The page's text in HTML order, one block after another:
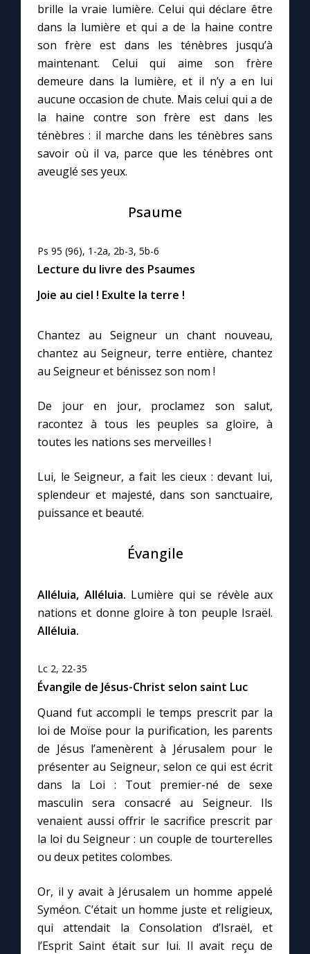
Une neuvaine
À la une
1000 Raisons de Croire
Chapelet pour le monde
Contact
Marie de Nazareth
brille la vraie lumière. Celui qui déclare être
dans la lumière et qui a de la haine contre
son frère est dans les ténèbres jusqu’à
maintenant. Celui qui aime son frère
demeure dans la lumière, et il n’y a en lui
aucune occasion de chute. Mais celui qui a de
la haine contre son frère est dans les
ténèbres : il marche dans les ténèbres sans
savoir où il va, parce que les ténèbres ont
aveuglé ses yeux.
Psaume
Ps 95 (96), 1-2a, 2b-3, 5b-6
Lecture du livre des Psaumes
Joie au ciel ! Exulte la terre !
Chantez au Seigneur un chant nouveau,
chantez au Seigneur, terre entière, chantez
au Seigneur et bénissez son nom !
De jour en jour, proclamez son salut,
racontez à tous les peuples sa gloire, à
toutes les nations ses merveilles !
Lui, le Seigneur, a fait les cieux : devant lui,
splendeur et majesté, dans son sanctuaire,
puissance et beauté.
Évangile
Alléluia, Alléluia. Lumière qui se révèle aux
nations et donne gloire à ton peuple Israël.
Alléluia.
Lc 2, 22-35
Évangile de Jésus-Christ selon saint Luc
Quand fut accompli le temps prescrit par la
loi de Moïse pour la purification, les parents
de Jésus l’amenèrent à Jérusalem pour le
présenter au Seigneur, selon ce qui est écrit
dans la Loi : Tout premier-né de sexe
masculin sera consacré au Seigneur. Ils
venaient aussi offrir le sacrifice prescrit par
la loi du Seigneur : un couple de tourterelles
ou deux petites colombes.
Or, il y avait à Jérusalem un homme appelé
Syméon. C’était un homme juste et religieux,
qui attendait la Consolation d’Israël, et
l’Esprit Saint était sur lui. Il avait reçu de